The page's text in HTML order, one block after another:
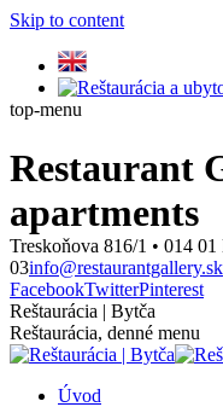
Skip to content
top-menu
Restaurant
apartments
Treskoňova 816/1 • 014 01
03info@restaurantgallery.sk
FacebookTwitterPinterest
Reštaurácia | Bytča
Reštaurácia, denné menu
Úvod